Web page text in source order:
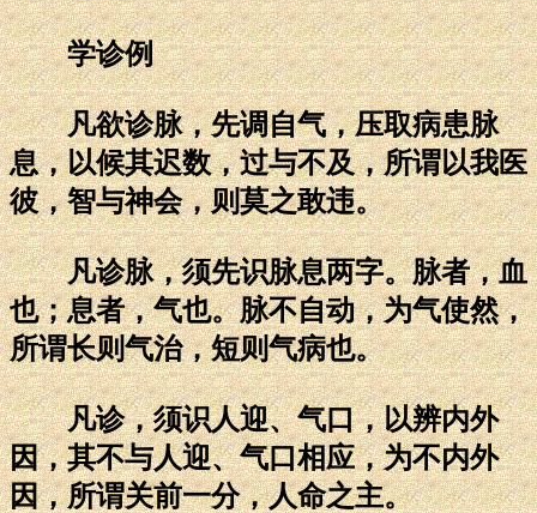
学诊例
凡欲诊脉，先调自气，压取病患脉
息，以候其迟数，过与不及，所谓以我医
彼，智与神会，则莫之敢违。
凡诊脉，须先识脉息两字。脉者，血
也；息者，气也。脉不自动，为气使然，
所谓长则气治，短则气病也。
凡诊，须识人迎、气口，以辨内外
因，其不与人迎、气口相应，为不内外
因，所谓关前一分，人命之主。